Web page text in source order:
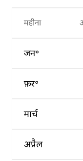
महीना
जन॰
फ़र॰
मार्च
अप्रैल